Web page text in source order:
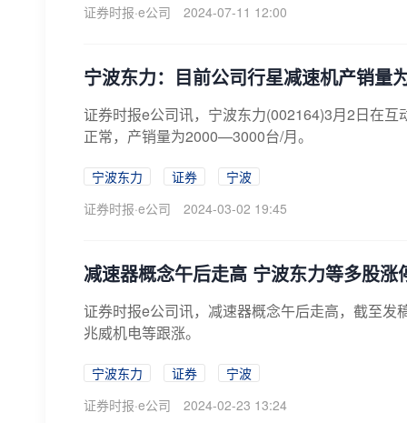
证券时报·e公司
2024-07-11 12:00
宁波东力：目前公司行星减速机产销量
证券时报e公司讯，宁波东力(002164)3月2日在
正常，产销量为2000—3000台/月。
宁波东力 证券
宁波
证券时报·e公司
2024-03-02 19:45
减速器概念午后走高 宁波东力等多股涨
证券时报e公司讯，减速器概念午后走高，截至
兆威机电等跟涨。
宁波东力 证券
宁波
证券时报·e公司
2024-02-23 13:24